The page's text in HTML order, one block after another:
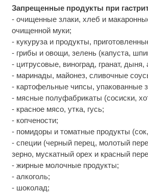
Запрещенные продукты при
- очищенные злаки, хлеб и
очищенной муки;
- кукуруза и продукты,
- грибы и овощи, зелень (капуста,
- цитрусовые, виноград, гранат, дыня,
- маринады, майонез, сливочные
- картофельные чипсы, упакованные
- мясные полуфабрикаты (сосиски,
- красное мясо, утка, гусь;
- копчености;
- помидоры и томатные продукты
- специи (черный перец, молотый
зерно, мускатный орех и красный
- жирные молочные продукты;
- алкоголь;
- шоколад;